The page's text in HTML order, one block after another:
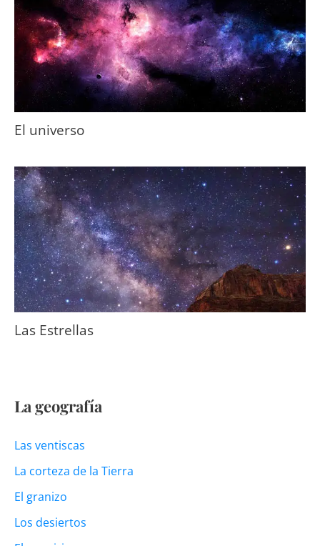
El universo
Las Estrellas
La geografía
Las ventiscas
La corteza de la Tierra
El granizo
Los desiertos